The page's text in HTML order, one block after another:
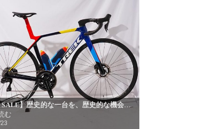
】歴史的な一台を、歴史的な機会…
む